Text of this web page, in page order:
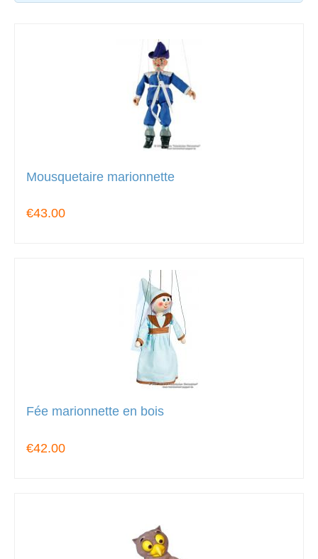
Mousquetaire marionnette
€43.00
Fée marionnette en bois
€42.00